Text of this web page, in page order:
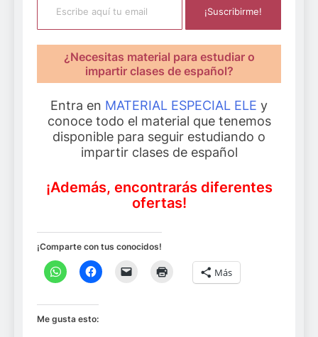
¡Suscribirme!
¿Necesitas material para estudiar o
impartir clases de español?
Entra en MATERIAL ESPECIAL ELE y
conoce todo el material que tenemos
disponible para seguir estudiando o
impartir clases de español
¡Además, encontrarás diferentes
ofertas!
¡Comparte con tus conocidos!
Más
Me gusta esto: